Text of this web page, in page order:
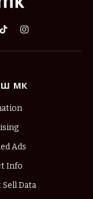
TikTokInstagram
МК
Ads
Info
Data